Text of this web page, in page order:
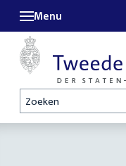
Zoeken
Menu